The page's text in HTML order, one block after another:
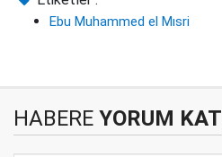
Ebu Muhammed el Mısri
HABERE YORUM KAT